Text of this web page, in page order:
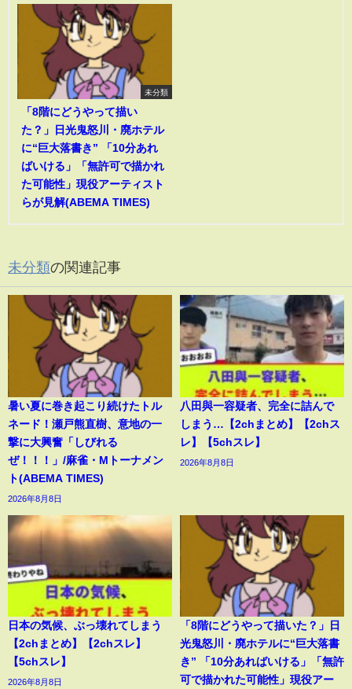
未分類
「8階にどうやって描い
た？」日光鬼怒川・廃ホテル
に“巨大落書き” 「10分あれ
ばいける」「無許可で描かれ
た可能性」現役アーティスト
らが見解(ABEMA TIMES)
未分類の関連記事
暑い夏に巻き起こり続けたトル
ネード！瀬戸熊直樹、意地の一
撃に大興奮「しびれる
ぜ！！！」/麻雀・Mトーナメン
ト(ABEMA TIMES)
2026年8月8日
八田與一容疑者、完全に詰んで
しまう…【2chまとめ】【2chス
レ】【5chスレ】
2026年8月8日
日本の気候、ぶっ壊れてしまう
【2chまとめ】【2chスレ】
【5chスレ】
2026年8月8日
「8階にどうやって描いた？」日
光鬼怒川・廃ホテルに“巨大落書
き” 「10分あればいける」「無許
可で描かれた可能性」現役アー